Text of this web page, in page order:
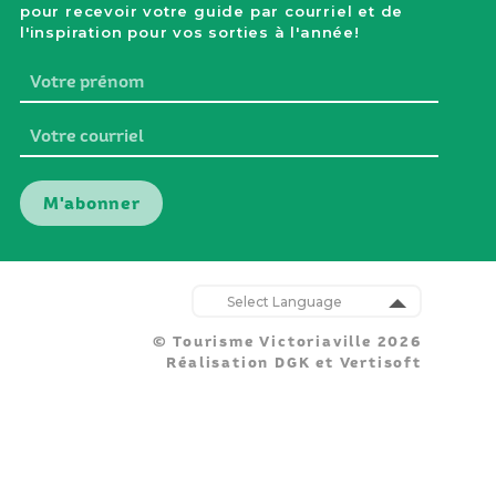
pour recevoir votre guide par courriel et de
l'inspiration pour vos sorties à l'année!
Votre
prénom
Votre
courriel
Translate
© Tourisme Victoriaville 2026
Réalisation DGK et Vertisoft